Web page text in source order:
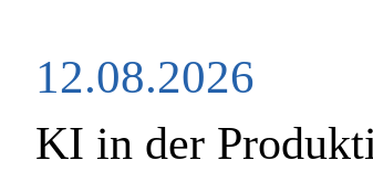
12.08.2026
KI in der